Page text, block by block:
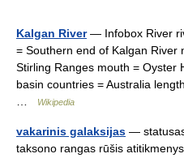
Kalgan River— Infobox River
= Southern end of Kalgan River
Stirling Ranges mouth = Oyster
basin countries = Australia
Wikipedia
vakarinis galaksijas —
taksono rangas rūšis